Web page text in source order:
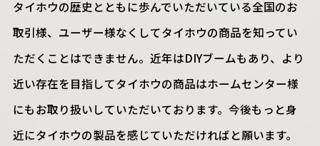
タイホウの歴史とともに歩んでいただいている全国のお
取引様、ユーザー様なくしてタイホウの商品を知ってい
ただくことはできません。近年はDIYブームもあり、より
近い存在を目指してタイホウの商品はホームセンター様
にもお取り扱いしていただいております。今後もっと身
近にタイホウの製品を感じていただければと願います。